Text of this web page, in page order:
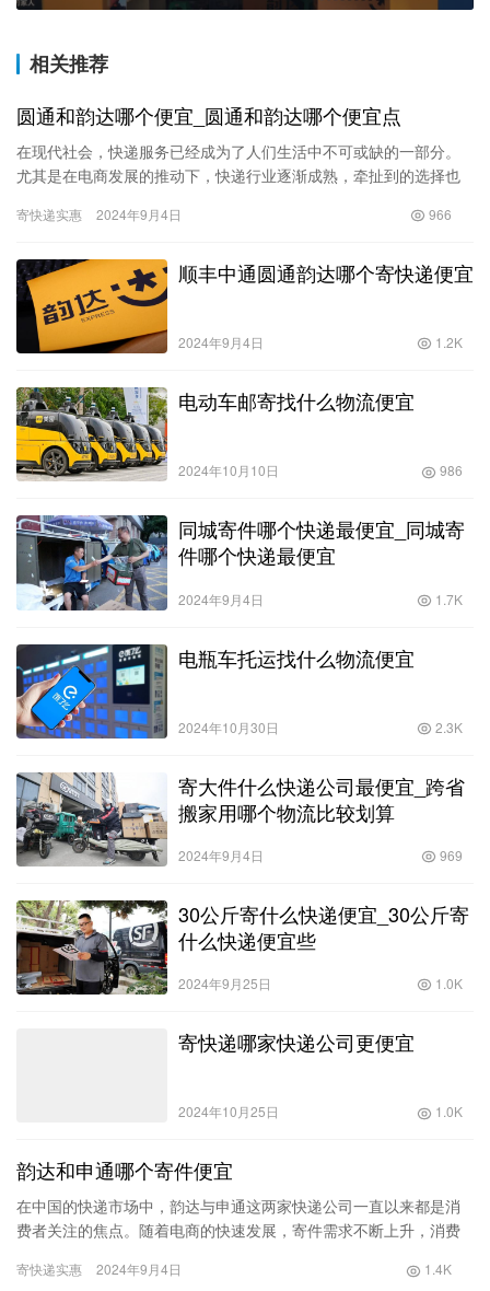
相关推荐
圆通和韵达哪个便宜_圆通和韵达哪个便宜点
在现代社会，快递服务已经成为了人们生活中不可或缺的一部分。
尤其是在电商发展的推动下，快递行业逐渐成熟，牵扯到的选择也
覆盖范…
寄快递实惠 2024年9月4日 966
顺丰中通圆通韵达哪个寄快递便宜
2024年9月4日 1.2K
电动车邮寄找什么物流便宜
2024年10月10日 986
同城寄件哪个快递最便宜_同城寄
件哪个快递最便宜
2024年9月4日 1.7K
电瓶车托运找什么物流便宜
2024年10月30日 2.3K
寄大件什么快递公司最便宜_跨省
搬家用哪个物流比较划算
2024年9月4日 969
30公斤寄什么快递便宜_30公斤寄
什么快递便宜些
2024年9月25日 1.0K
寄快递哪家快递公司更便宜
2024年10月25日 1.0K
韵达和申通哪个寄件便宜
在中国的快递市场中，韵达与申通这两家快递公司一直以来都是消
费者关注的焦点。随着电商的快速发展，寄件需求不断上升，消费
的考虑…
寄快递实惠 2024年9月4日 1.4K